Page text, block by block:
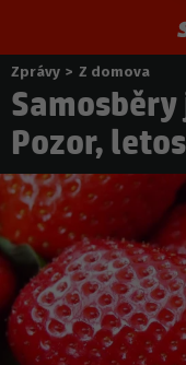
Nacházíte
se
zde:
Zprávy > Z domova
Pozor,